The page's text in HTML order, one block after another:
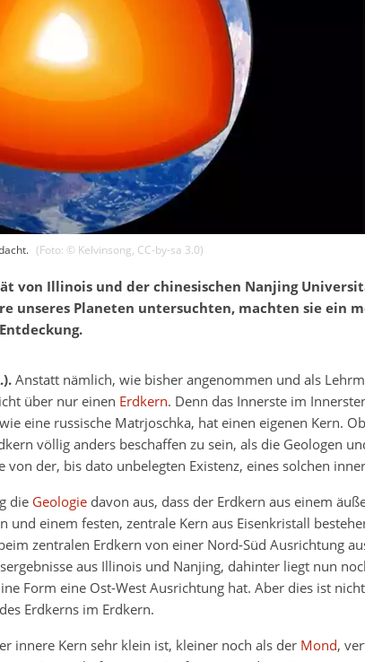
(Foto: © Kelvinsong, CC-by-sa 3.0)
von Illinois und der chinesischen Nanjing
unseres Planeten untersuchten, machten sie ein
Anstatt nämlich, wie bisher angenommen und als
über nur einen Erdkern. Denn das Innerste im
eine russische Matrjoschka, hat einen eigenen Kern.
völlig anders beschaffen zu sein, als die Geologen
von der, bis dato unbelegten Existenz, eines solchen
die Geologiedavon aus, dass der Erdkern aus einem
und einem festen, zentrale Kern aus Eisenkristall
zentralen Erdkern von einer Nord-Süd Ausrichtung
aus Illinois und Nanjing, dahinter liegt nun
Form eine Ost-West Ausrichtung hat. Aber dies ist
Erdkerns im Erdkern.
innere Kern sehr klein ist, kleiner noch als der Mond,